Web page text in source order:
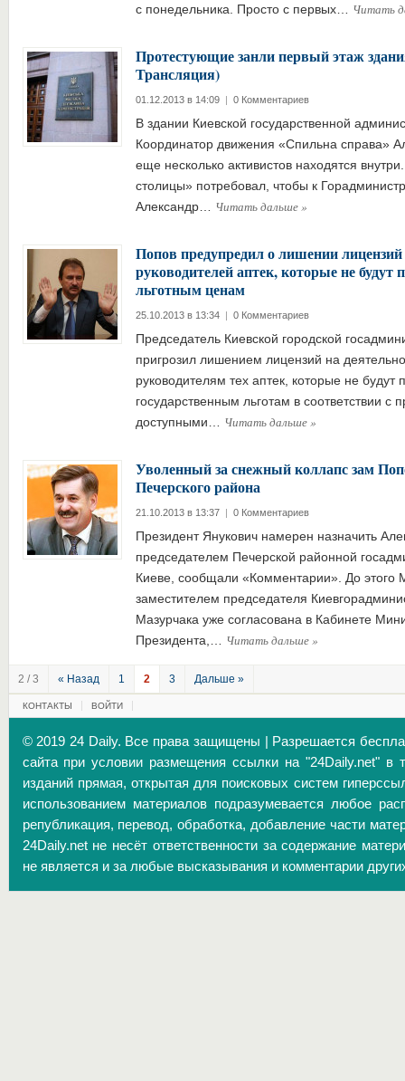
с понедельника. Просто с первых… Читать
Протестующие занли первый этаж
Трансляция)
01.12.2013 в 14:09 | 0 Комментариев
В здании Киевской государственной
Координатор движения «Спильна справа»
еще несколько активистов находятся
столицы» потребовал, чтобы к
Александр… Читать дальше»
Попов предупредил о лишении
руководителей аптек, которые не будут
льготным ценам
25.10.2013 в 13:34 | 0 Комментариев
Председатель Киевской городской
пригрозил лишением лицензий на
руководителям тех аптек, которые не будут
государственным льготам в соответствии с
доступными… Читать дальше»
Уволенный за снежный коллапс зам
Печерского района
21.10.2013 в 13:37 | 0 Комментариев
Президент Янукович намерен назначить
председателем Печерской районной
Киеве, сообщали «Комментарии». До этого
заместителем председателя
Мазурчака уже согласована в Кабинете
Президента,… Читать дальше»
2 / 3 « Назад 1 2 3 Дальше »
КОНТАКТЫ ВОЙТИ
© 2019 24 Daily. Все права защищены | Разрешается
сайта при условии размещения ссылки на "24Daily.net" в
изданий прямая, открытая для поисковых систем
использованием материалов подразумевается любое
републикация, перевод, обработка, добавление части
24Daily.net не несёт ответственности за содержание
не является и за любые высказывания и комментарии